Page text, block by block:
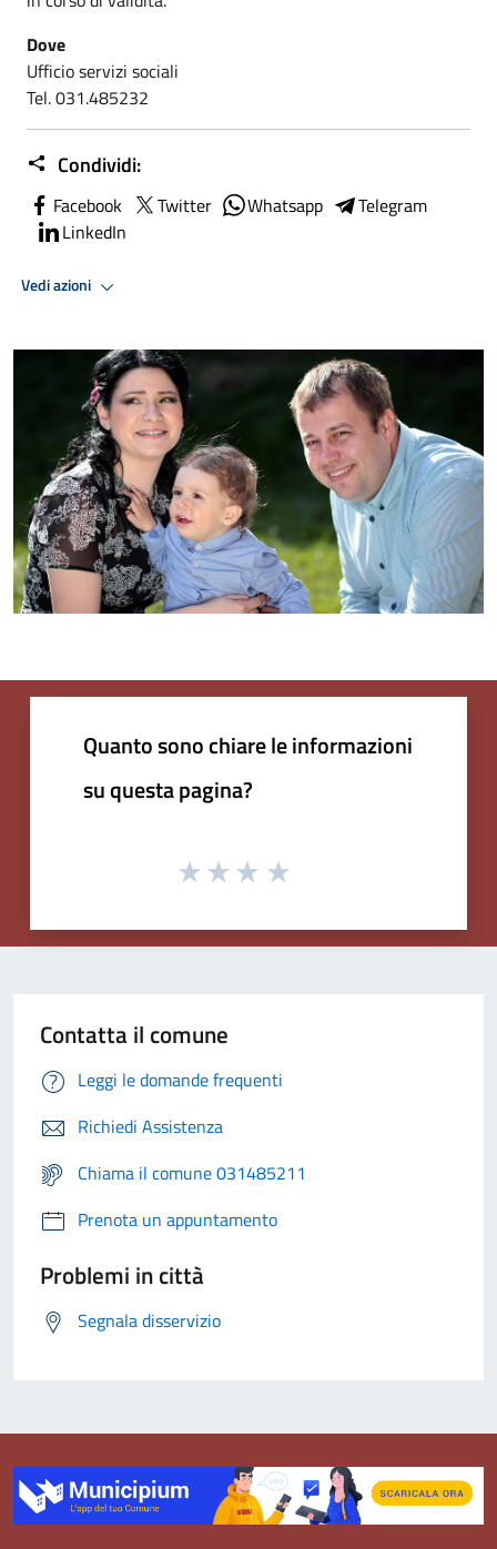
Dove
Ufficio servizi sociali
Tel. 031.485232
Condividi:
Facebook Twitter Whatsapp
Telegram
LinkedIn
Vedi azioni
Quanto sono chiare le informazioni
su questa pagina?
Contatta il comune
Leggi le domande frequenti
Richiedi Assistenza
Chiama il comune 031485211
Prenota un appuntamento
Problemi in città
Segnala disservizio